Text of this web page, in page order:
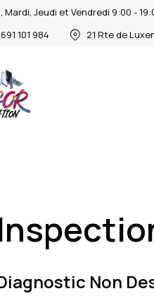
Mardi, Jeudi et Vendredi 9:00 -
101 984
21 Rte de
Non